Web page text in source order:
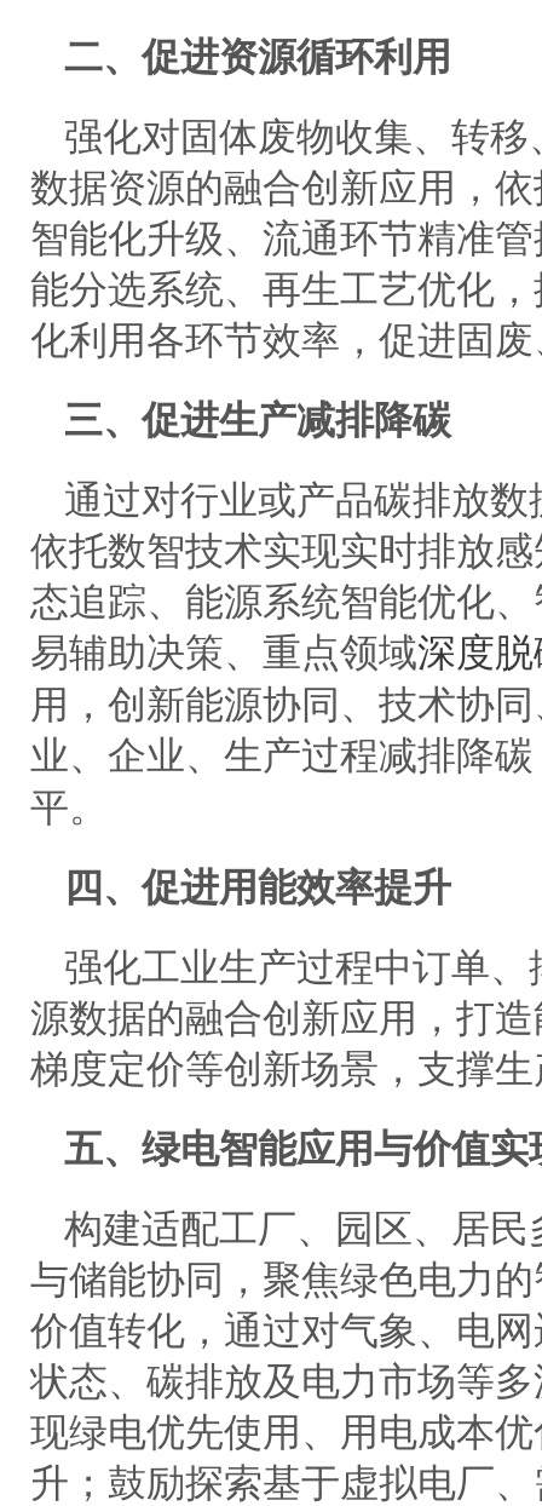
二、促进资源循环利用
强化对固体废物收集、转
数据资源的融合创新应用，
智能化升级、流通环节精准
能分选系统、再生工艺优化
化利用各环节效率，促进固
三、促进生产减排降碳
通过对行业或产品碳排放
依托数智技术实现实时排放
态追踪、能源系统智能优化
易辅助决策、重点领域深度脱
用，创新能源协同、技术协
业、企业、生产过程减排降
平。
四、促进用能效率提升
强化工业生产过程中订单
源数据的融合创新应用，打
梯度定价等创新场景，支撑
五、绿电智能应用与价值实
构建适配工厂、园区、居
与储能协同，聚焦绿色电力
价值转化，通过对气象、电
状态、碳排放及电力市场等
现绿电优先使用、用电成本
升；鼓励探索基于虚拟电厂